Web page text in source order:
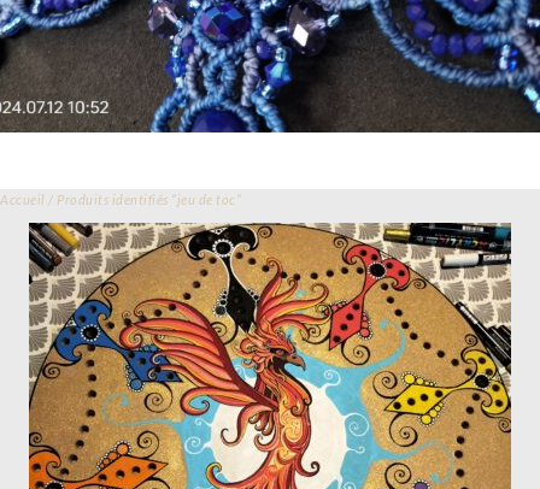
Accueil / Produits identifiés “jeu de toc”